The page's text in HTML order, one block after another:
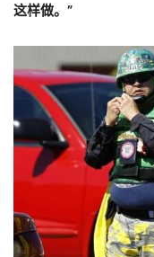
这样做。”